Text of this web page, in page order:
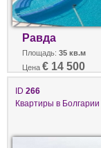
Равда
Площадь: 35 кв.м
Цена € 14 500
ID 266
Квартиры в